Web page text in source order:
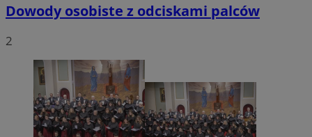
Dowody osobiste z odciskami palców
2